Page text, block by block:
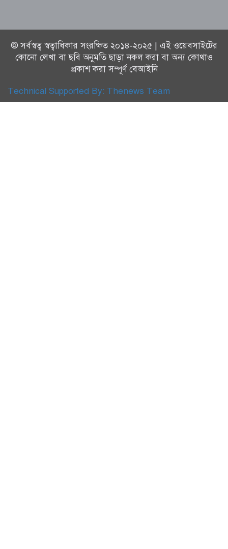
© সর্বস্বত্ব স্বত্বাধিকার সংরক্ষিত ২০১৪-২০২৫ | এই ওয়েবসাইটের
কোনো লেখা বা ছবি অনুমতি ছাড়া নকল করা বা অন্য কোথাও
প্রকাশ করা সম্পূর্ণ বেআইনি
Technical Supported By: Thenews Team